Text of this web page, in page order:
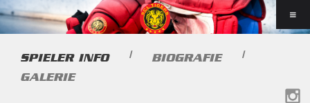
SPIELER INFO | BIOGRAFIE
|
GALERIE